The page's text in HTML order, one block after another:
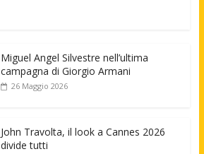
Miguel Angel Silvestre nell’ultima
campagna di Giorgio Armani
26 Maggio 2026
John Travolta, il look a Cannes 2026
divide tutti